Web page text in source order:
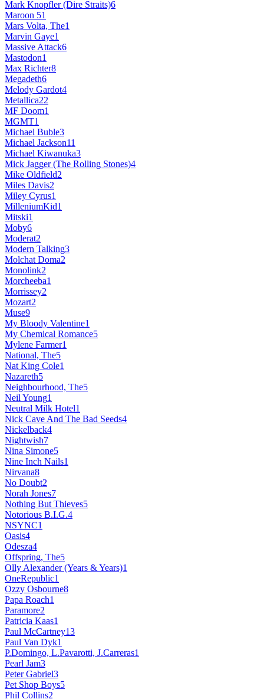
Mark Knopfler (Dire Straits)6
Maroon 51
Mars Volta, The1
Marvin Gaye1
Massive Attack6
Mastodon1
Max Richter8
Megadeth6
Melody Gardot4
Metallica22
MF Doom1
MGMT1
Michael Buble3
Michael Jackson11
Michael Kiwanuka3
Mick Jagger ‎(The Rolling Stones)4
Mike Oldfield2
Miles Davis2
Miley Cyrus1
MilleniumKid1
Mitski1
Moby6
Moderat2
Modern Talking3
Molchat Doma2
Monolink2
Morcheeba1
Morrissey2
Mozart2
Muse9
My Bloody Valentine1
My Chemical Romance5
Mylene Farmer1
National, The5
Nat King Cole1
Nazareth5
Neighbourhood, The5
Neil Young1
Neutral Milk Hotel1
Nick Cave And The Bad Seeds4
Nickelback4
Nightwish7
Nina Simone5
Nine Inch Nails1
Nirvana8
No Doubt2
Norah Jones7
Nothing But Thieves5
Notorious B.I.G.4
NSYNC1
Oasis4
Odesza4
Offspring, The5
Olly Alexander (Years & Years)1
OneRepublic1
Ozzy Osbourne8
Papa Roach1
Paramore2
Patricia Kaas1
Paul McCartney13
Paul Van Dyk1
P.Domingo, L.Pavarotti, J.Carreras1
Pearl Jam3
Peter Gabriel3
Pet Shop Boys5
Phil Collins2